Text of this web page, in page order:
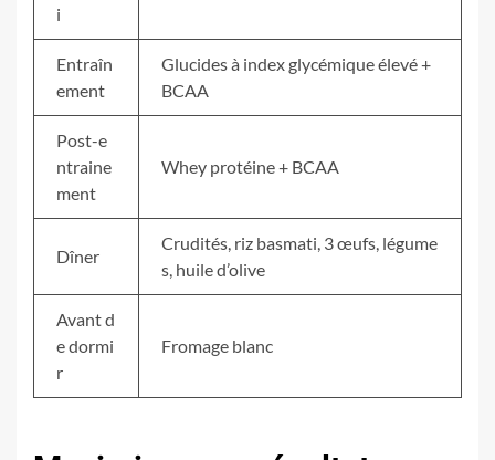
i
Entraîn
ement
Glucides à index glycémique élevé +
BCAA
Post-e
ntraine
ment
Whey protéine + BCAA
Dîner
Crudités, riz basmati, 3 œufs, légume
s, huile d’olive
Avant d
e dormi
r
Fromage blanc